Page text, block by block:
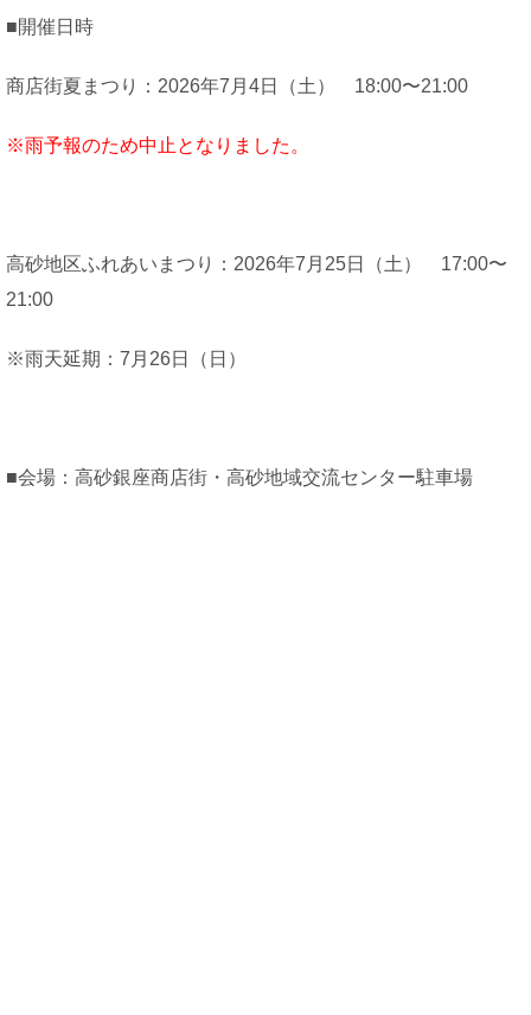
■開催日時
商店街夏まつり：2026年7月4日（土） 18:00〜21:00
※雨予報のため中止となりました。
高砂地区ふれあいまつり：2026年7月25日（土） 17:00〜
21:00
※雨天延期：7月26日（日）
■会場：高砂銀座商店街・高砂地域交流センター駐車場